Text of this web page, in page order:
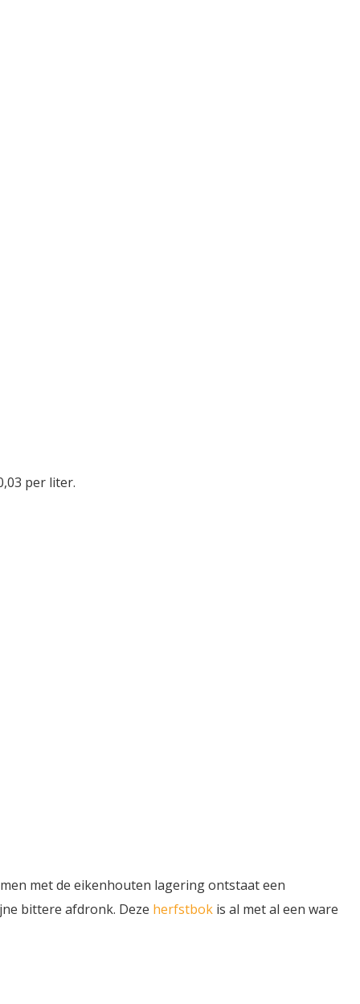
per liter.
met de eikenhouten lagering ontstaat een
bittere afdronk. Deze herfstbok is al met al een ware